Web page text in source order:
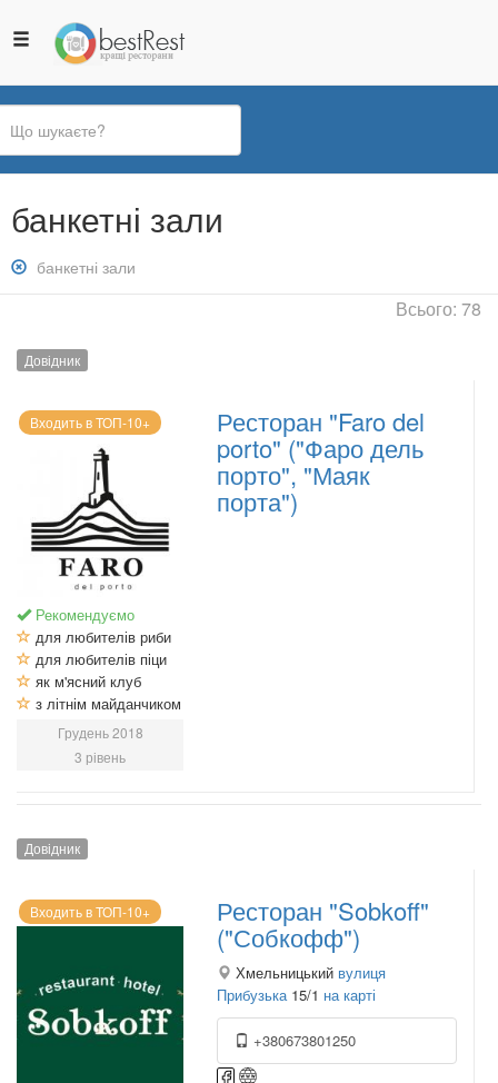
Ви
єбанкетні зали
Зняти
фільтр:
банкетні зали
Всього: 78
Довідник
Входить в ТОП-10+
Рекомендуємо
для любителів риби
для любителів піци
як м'ясний клуб
з літнім майданчиком
Грудень 2018
3 рівень
Ресторан "Faro del
porto" ("Фаро дель
порто", "Маяк
порта")
Довідник
Входить в ТОП-10+ Ресторан "Sobkoff"
("Собкофф")
Хмельницький вулиця
Прибузька 15/1 на карті
+380673801250